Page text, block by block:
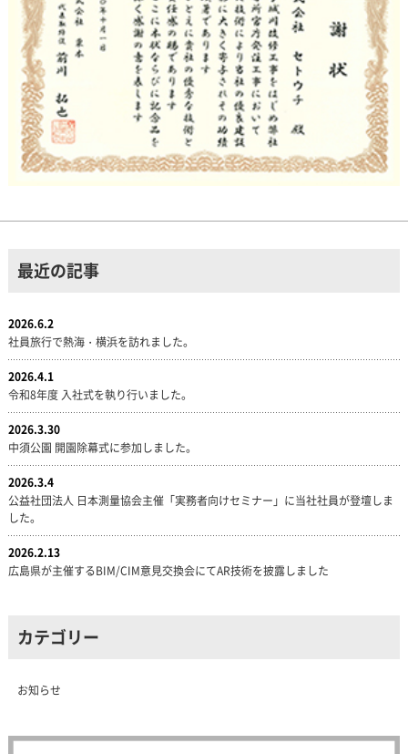
最近の記事
2026.6.2
社員旅行で熱海・横浜を訪れました。
2026.4.1
令和8年度 入社式を執り行いました。
2026.3.30
中須公園 開園除幕式に参加しました。
2026.3.4
公益社団法人 日本測量協会主催「実務者向けセミナー」に当社社員が登壇しま
した。
2026.2.13
広島県が主催するBIM/CIM意見交換会にてAR技術を披露しました
カテゴリー
お知らせ